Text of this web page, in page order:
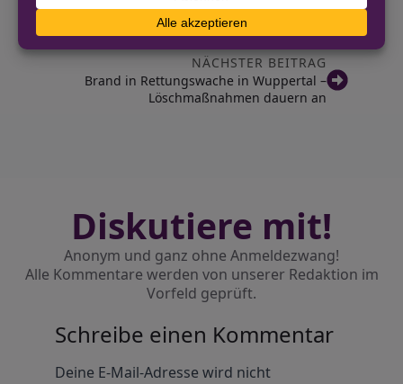
VORHERIGER BEITRAG
Zwei Festnahmen und verletzte Beamte in
NÄCHSTER BEITRAG
Brand in Rettungswache in Wuppertal –
Löschmaßnahmen dauern an
Diskutiere mit!
Anonym und ganz ohne Anmeldezwang!
Alle Kommentare werden von unserer Redaktion im
Vorfeld geprüft.
Schreibe einen Kommentar
Deine E-Mail-Adresse wird nicht